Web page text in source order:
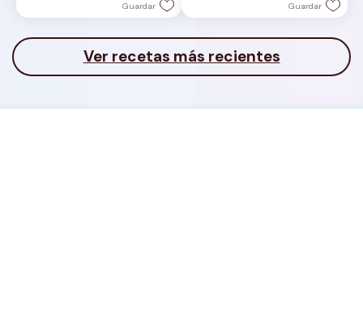
Guardar Guardar
Ver recetas más recientes